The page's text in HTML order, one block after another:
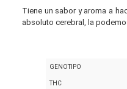
Tiene un sabor y aroma a
absoluto cerebral, la
GENOTIPO
THC